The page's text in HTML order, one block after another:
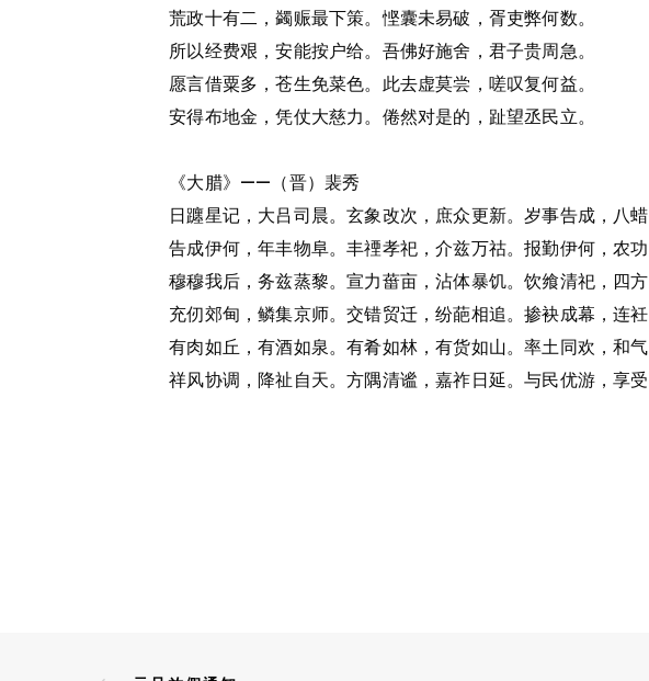
荒政十有二，蠲赈最下策。悭囊未易破，胥吏弊何数。
所以经费艰，安能按户给。吾佛好施舍，君子贵周急。
愿言借粟多，苍生免菜色。此去虚莫尝，嗟叹复何益。
安得布地金，凭仗大慈力。倦然对是的，趾望丞民立。
《大腊》——（晋）裴秀
日躔星记，大吕司晨。玄象改次，庶众更新。岁事告成，八蜡
告成伊何，年丰物阜。丰禋孝祀，介兹万祜。报勤伊何，农功
穆穆我后，务兹蒸黎。宣力葘亩，沾体暴饥。饮飨清祀，四方
充仞郊甸，鳞集京师。交错贸迁，纷葩相追。掺袂成幕，连衽
有肉如丘，有酒如泉。有肴如林，有货如山。率土同欢，和气
祥风协调，降祉自天。方隅清谧，嘉祚日延。与民优游，享受